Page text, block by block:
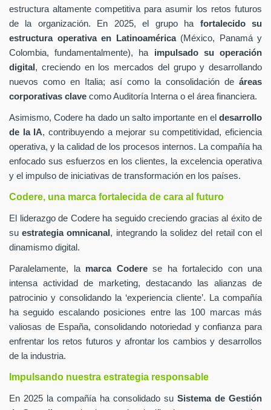
estructura altamente competitiva para asumir los retos futuros
de la organización. En 2025, el grupo ha fortalecido su
estructura operativa en Latinoamérica(México, Panamá y
Colombia, fundamentalmente), ha impulsado su operación
digital , creciendo en los mercados del grupo y desarrollando
nuevos como en Italia; así como la consolidación de áreas
corporativas clave como Auditoría Interna o el área financiera.
Asimismo, Codere ha dado un salto importante en el desarrollo
de la IA, contribuyendo a mejorar su competitividad, eficiencia
operativa, y la calidad de los procesos internos. La compañía ha
enfocado sus esfuerzos en los clientes, la excelencia operativa
y el impulso de iniciativas de transformación en los países.
Codere, una marca fortalecida de cara al futuro
El liderazgo de Codere ha seguido creciendo gracias al éxito de
suestrategia omnicanal , integrando la solidez del retail con el
dinamismo digital.
Paralelamente, la marca Coderese ha fortalecido con una
intensa actividad de marketing, destacando las alianzas de
patrocinio y consolidando la ‘experiencia cliente’. La compañía
ha seguido escalando posiciones entre las 100 marcas más
valiosas de España, consolidando notoriedad y confianza para
enfrentar los retos futuros y afrontar los cambios y desarrollos
de la industria.
Impulsando nuestra estrategia responsable
En 2025 la compañía ha consolidado su Sistema de Gestión